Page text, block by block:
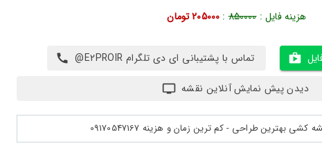
هزینه فایل :850000
: 205000 تومان
تماس با پشتیبانی ای دی تلگرام E2PROIR@
دیدن پیش نمایش آنلاین نقشه
بهترین طراحی - کم ترین زمان و هزینه 09170547167